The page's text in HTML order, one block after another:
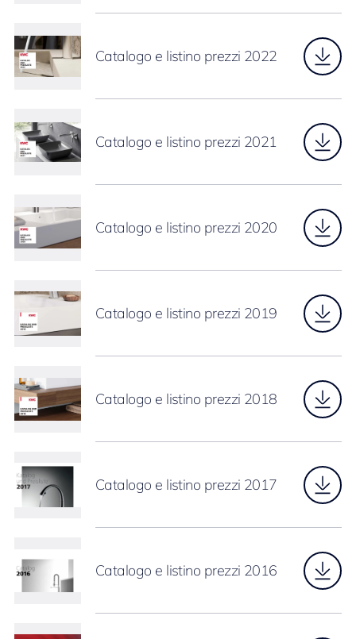
Catalogo e listino prezzi 2022
Catalogo e listino prezzi 2021
Catalogo e listino prezzi 2020
Catalogo e listino prezzi 2019
Catalogo e listino prezzi 2018
Catalogo e listino prezzi 2017
Catalogo e listino prezzi 2016